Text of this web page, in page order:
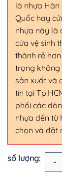
là nhựa Hàn
Quốc hay
nhựa này là
cửa vệ sinh
thành rẻ
trọng không
sản xuất và
tín tại
phối các
nhựa đến từ
chọn và đặt
CỬA NHỰA ABS